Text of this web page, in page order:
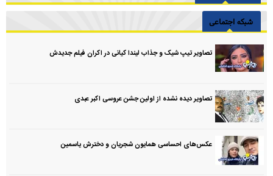
شبکه اجتماعی
تصاویر تیپ شیک و جذاب لیندا کیانی در اکران فیلم جدیدش
تصاویر دیده نشده از اولین جشن عروسی اکبر عبدی
عکس‌های احساسی همایون شجریان و دخترش یاسمین